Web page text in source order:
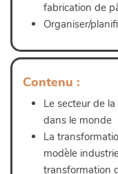
fabrication de
Organiser/
Contenu :
Le secteur de
dans le monde
La
modèle
transformation